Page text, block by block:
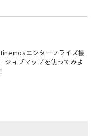
Hinemosエンタープライズ機
ジョブマップを使ってみよ